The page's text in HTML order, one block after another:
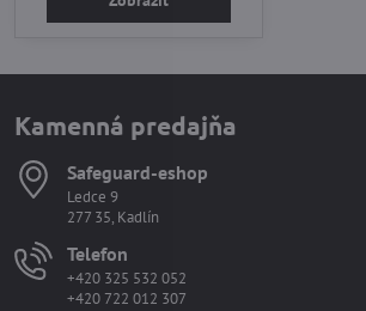
Kamenná predajňa
Safeguard-eshop
Ledce 9
277 35, Kadlín
Telefon
+420 325 532 052
+420 722 012 307